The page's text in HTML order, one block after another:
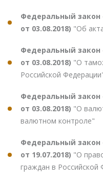
Федеральный закон
от 03.08.2018) "Об
Федеральный закон
от 03.08.2018) "О
Российской
Федеральный закон
от 03.08.2018) "О
валютном контроле"
Федеральный закон
от 19.07.2018) "О
граждан в Российской